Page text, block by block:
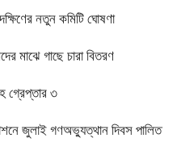
নতুন কমিটি ঘোষণা
মাঝে গাছে চারা বিতরণ
গ্রেপ্তার ৩
জুলাই গণঅভ্যুত্থান দিবস পালিত